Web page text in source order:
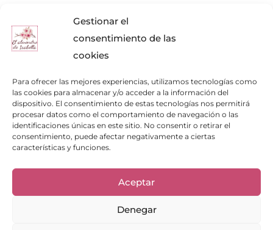
Gestionar el
consentimiento de las
cookies
Para ofrecer las mejores experiencias, utilizamos tecnologías como
las cookies para almacenar y/o acceder a la información del
dispositivo. El consentimiento de estas tecnologías nos permitirá
procesar datos como el comportamiento de navegación o las
identificaciones únicas en este sitio. No consentir o retirar el
consentimiento, puede afectar negativamente a ciertas
características y funciones.
Aceptar
Denegar